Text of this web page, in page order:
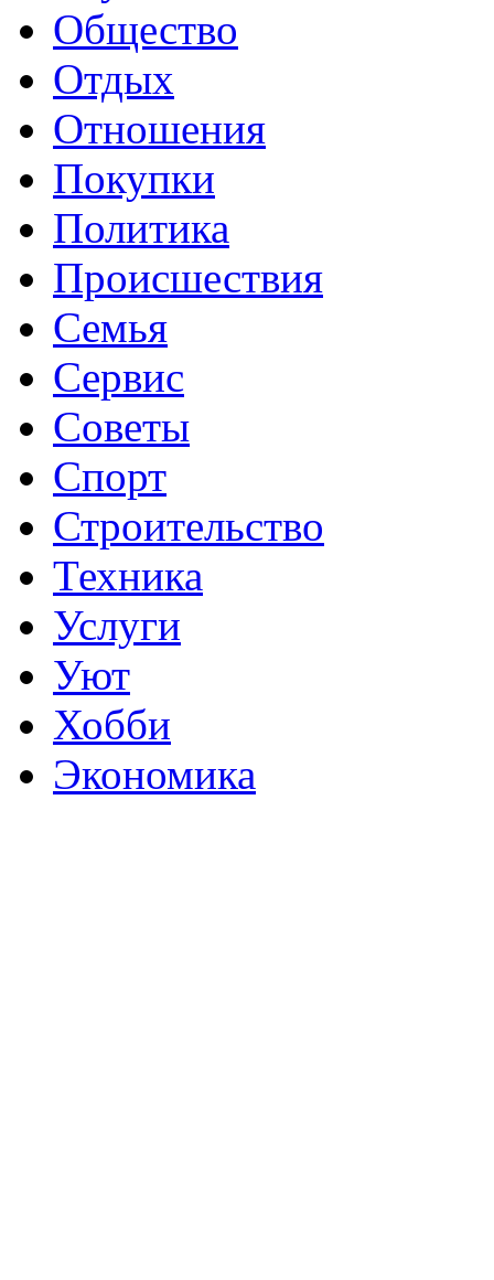
Общество
Отдых
Отношения
Покупки
Политика
Происшествия
Семья
Сервис
Советы
Спорт
Строительство
Техника
Услуги
Уют
Хобби
Экономика